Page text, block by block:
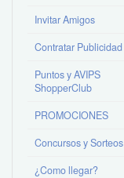
Invitar Amigos
Contratar Publicidad
Puntos y AVIPS
ShopperClub
PROMOCIONES
Concursos y Sorteos
¿Como llegar?